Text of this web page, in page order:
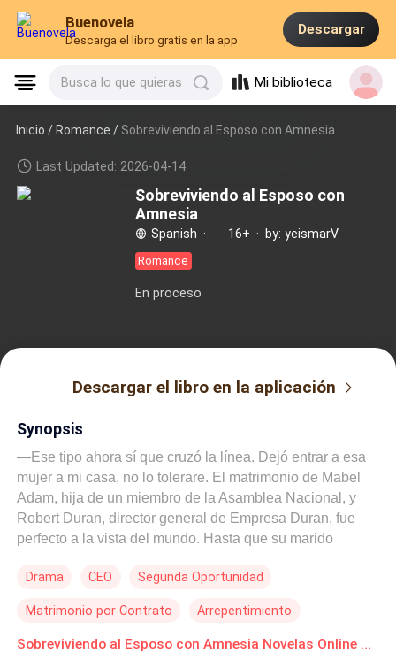
Buenovela
Descarga el libro gratis en la app
Descargar
Busca lo que quieras Mi biblioteca
Inicio /Romance / Sobreviviendo al Esposo con Amnesia
Last Updated: 2026-04-14
Sobreviviendo al Esposo con
Amnesia
Spanish · 16+ · by: yeismarV
Romance
En proceso
Descargar el libro en la aplicación
Synopsis
—Ese tipo ahora sí que cruzó la línea. Dejó entrar a esa
mujer a mi casa, no lo tolerare. El matrimonio de Mabel
Adam, hija de un miembro de la Asamblea Nacional, y
Robert Duran, director general de Empresa Duran, fue
perfecto a la vista del mundo. Hasta que su marido
West. —Nos vamos a divorciar— Justo cuando estaban a
ocurrió un accidente inesperado. Debido a la presión de
ambas familias, Mabel pospone el divorcio y decide
Drama CEO Segunda Oportunidad
Matrimonio por Contrato Arrepentimiento
Sobreviviendo al Esposo con Amnesia Novelas Online Descarga gratuita de PDF